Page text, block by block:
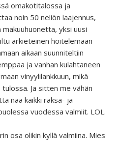
omakotitalossa ja
noin 50 neliön laajennus,
yksi uusi
arkieteinen hoitelemaan
aikaan suunniteltiin
ja vanhan kulahtaneen
vinyylilankkuun, mikä
Ja sitten me vähän
nää kaikki raksa- ja
vuodessa valmiit. LOL.
osa olikin kyllä valmiina. Mies